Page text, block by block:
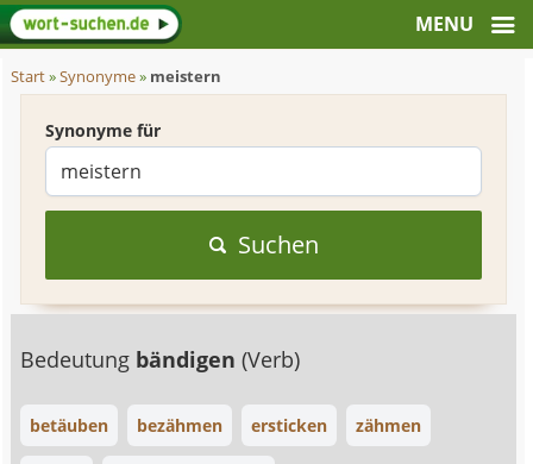
Start»Synonyme» meistern
Synonyme für
Suchen
Bedeutung bändigen(Verb)
betäuben bezähmen ersticken zähmen